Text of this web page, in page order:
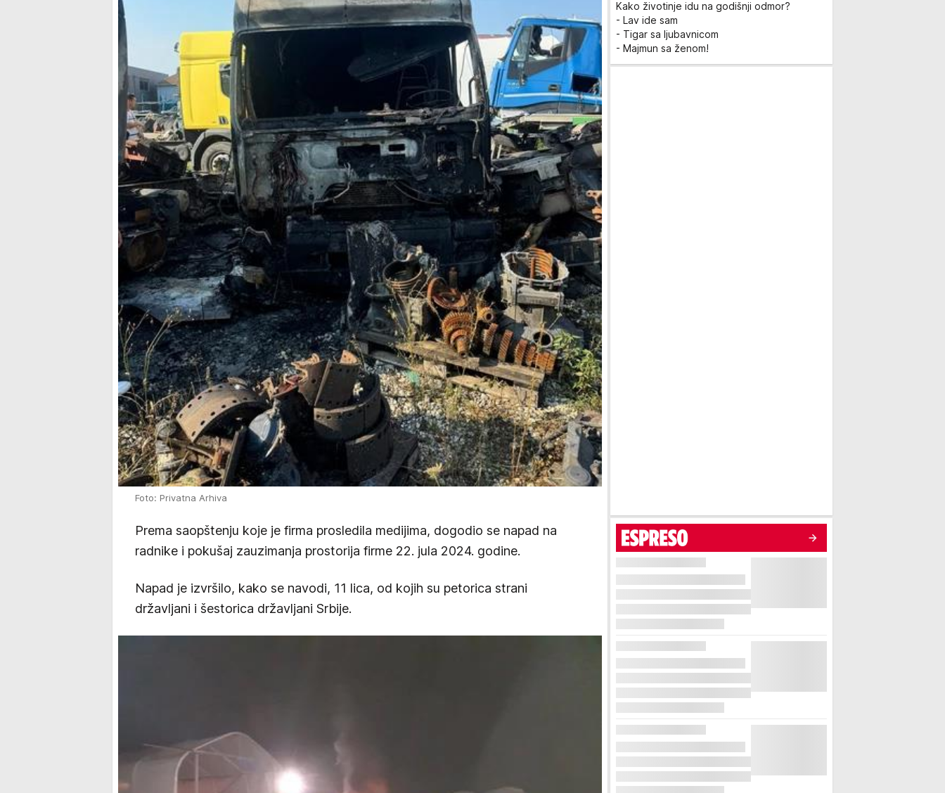
Foto: Privatna Arhiva
Prema saopštenju koje je firma prosledila medijima, dogodio se napad na
radnike i pokušaj zauzimanja prostorija firme 22. jula 2024. godine.
Napad je izvršilo, kako se navodi, 11 lica, od kojih su petorica strani
državljani i šestorica državljani Srbije.
Kako životinje idu na godišnji odmor?
- Lav ide sam
- Tigar sa ljubavnicom
- Majmun sa ženom!